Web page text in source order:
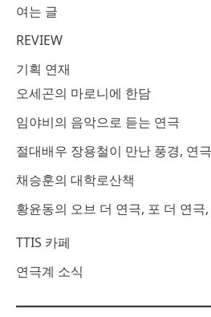
여는 글
REVIEW
기획 연재
오세곤의 마로니에 한담
임야비의 음악으로 듣는 연극
절대배우 장용철이 만난 풍경, 연
채승훈의 대학로산책
황윤동의 오브 더 연극, 포 더 연극
TTIS 카페
연극계 소식